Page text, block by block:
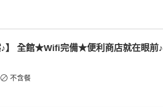
♪】 全館★Wifi完備★便利商店就在眼前♪
不含餐